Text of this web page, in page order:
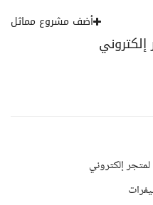
أضف مشروع مماثل
إلكتروني